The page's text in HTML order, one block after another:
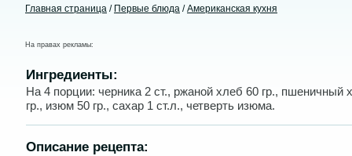
Главная страница / Первые блюда /Американская кухня
На правах рекламы:
Ингредиенты:
На 4 порции: черника 2 ст., ржаной хлеб 60 гр., пшеничный
гр., изюм 50 гр., сахар 1 ст.л., четверть изюма.
Описание рецепта: